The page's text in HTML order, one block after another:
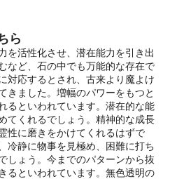
ら
を活性化させ、潜在能力を引き出
など、石の中でも万能的な存在で
対応するとされ、古来より魔よけ
きました。増幅のパワーをもつと
るといわれています。潜在的な能
てくれるでしょう。精神的な成長
性に磨きをかけてくれるはずで
冷静に物事を見極め、困難に打ち
しょう。今までのパターンから抜
るといわれています。無色透明の